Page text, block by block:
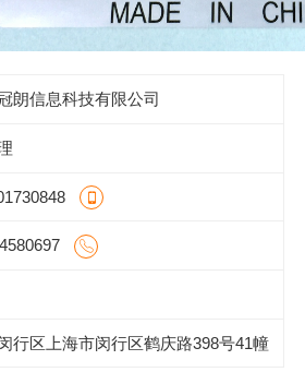
朗信息科技有限公司
行区上海市闵行区鹤庆路398号41幢